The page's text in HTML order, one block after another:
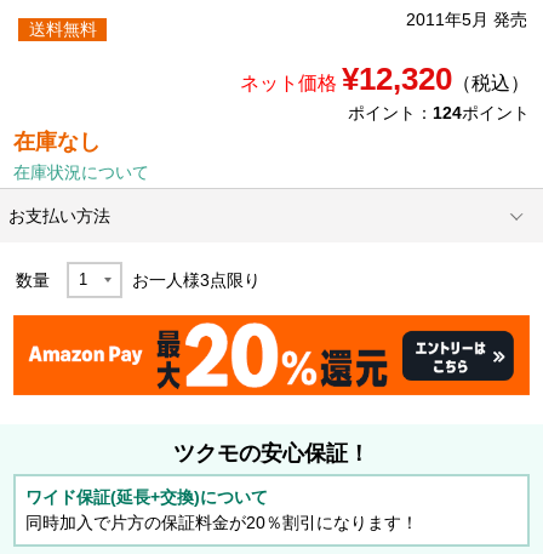
2011年5月 発売
送料無料
ネット価格 ¥12,320（税込）
ポイント： 124ポイント
在庫なし
在庫状況について
お支払い方法
数量 お一人様3点限り
ツクモの安心保証！
ワイド保証(延長+交換)について
同時加入で片方の保証料金が20％割引になります！